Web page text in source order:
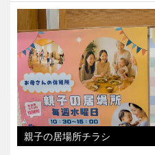
親子の居場所チラシ